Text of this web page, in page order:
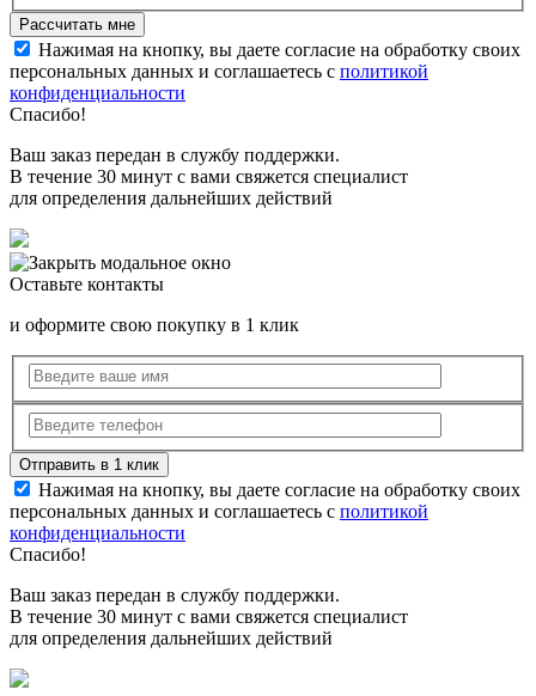
Нажимая на кнопку, вы даете согласие на обработку своих
персональных данных и соглашаетесь с политикой
конфиденциальности
Спасибо!
Ваш заказ передан в службу поддержки.
В течение 30 минут с вами свяжется специалист
для определения дальнейших действий
Оставьте контакты
и оформите свою покупку в 1 клик
Нажимая на кнопку, вы даете согласие на обработку своих
персональных данных и соглашаетесь с политикой
конфиденциальности
Спасибо!
Ваш заказ передан в службу поддержки.
В течение 30 минут с вами свяжется специалист
для определения дальнейших действий